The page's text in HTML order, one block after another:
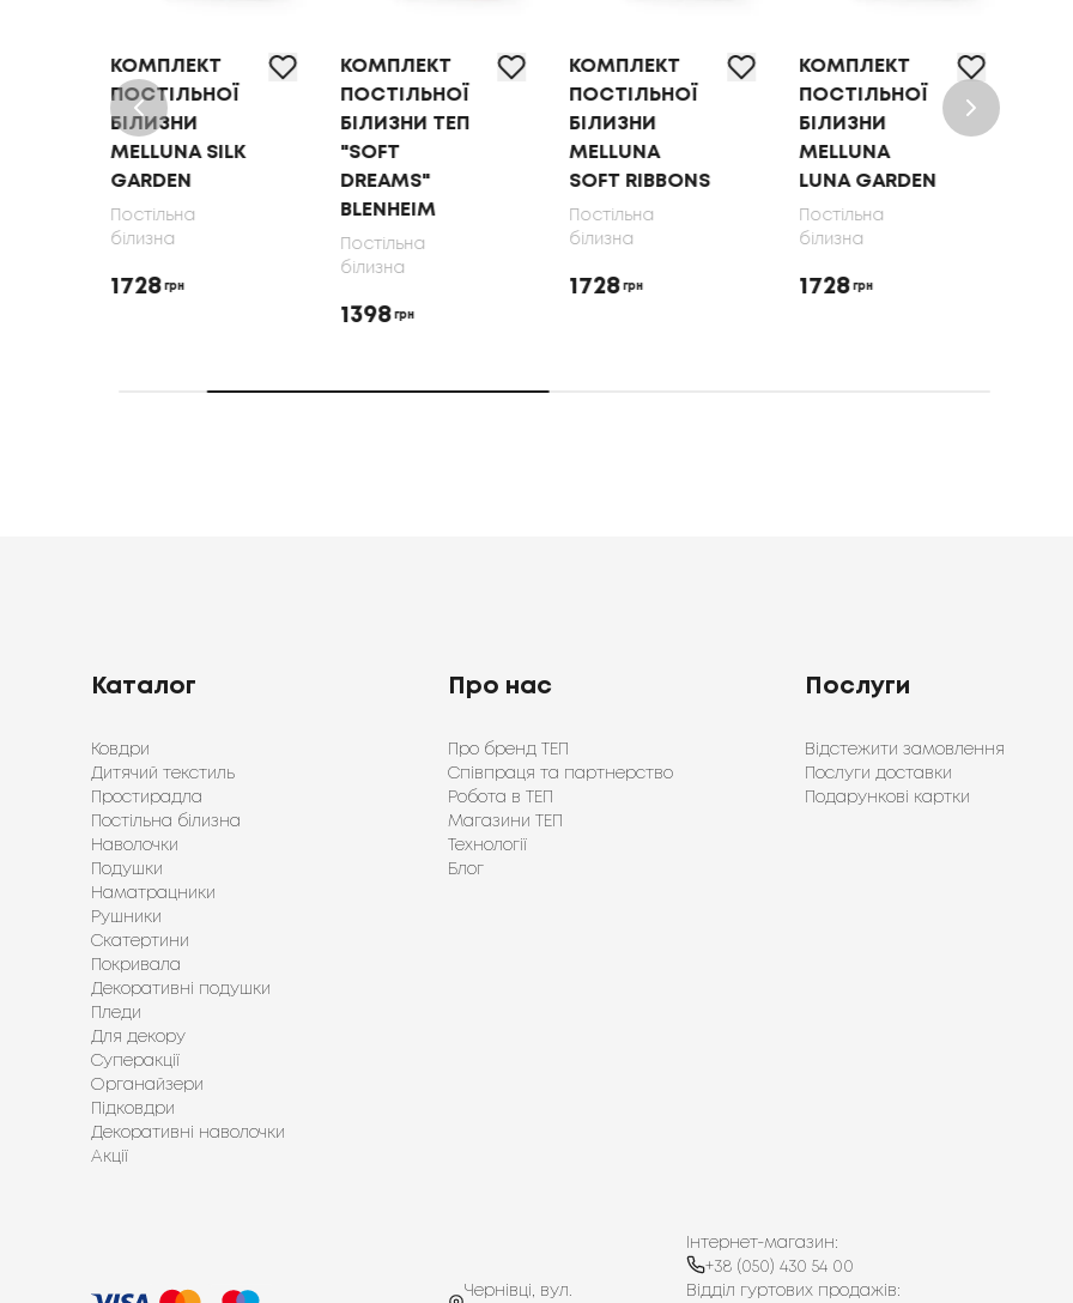
КОМПЛЕКТ
ПОСТІЛЬНОЇ
БІЛИЗНИ ТЕП
"SOFT
DREAMS"
BLENHEIM
Постільна
КОМПЛЕКТ
ПОСТІЛЬНОЇ
БІЛИЗНИ
MELLUNA
SOFT RIBBONS
Постільна
білизна
КОМПЛЕКТ
ПОСТІЛЬНОЇ
БІЛИЗНИ
MELLUNA
LUNA GARDEN
Постільна
білизна
1728 грн
КОМПЛЕКТ
ПОСТІЛЬНОЇ
БІЛИЗНИ ТЕП
OLIVE DOTS,
70X70
Постільна
білизна
1650 грн
Каталог
Ковдри
Дитячий текстиль
Простирадла
Постільна білизна
Наволочки
Подушки
Наматрацники
Рушники
Скатертини
Покривала
Декоративні подушки
Пледи
Для декору
Суперакції
Органайзери
Підковдри
Декоративні наволочки
Акції
Про нас
Про бренд ТЕП
Співпраця та партнерство
Робота в ТЕП
Магазини ТЕП
Технології
Блог
Послуги
Відстежити замовлення
Послуги доставки
Подарункові картки
Чернівці, вул.
Інтернет-магазин:
+38 (050) 430 54 00
Відділ гуртових продажів: